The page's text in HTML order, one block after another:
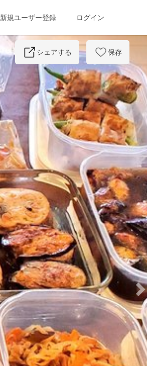
新規ユーザー登録 ログイン
Next
シェアする 保存